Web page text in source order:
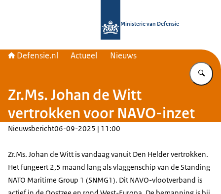
Ministerie van Defensie
Defensie.nl Actueel Nieuws
Zr.Ms. Johan de Witt
vertrokken voor NAVO-inzet
Nieuwsbericht06-09-2025 | 11:00
Zr.Ms. Johan de Witt is vandaag vanuit Den Helder vertrokken.
Het fungeert 2,5 maand lang als vlaggenschip van de Standing
NATO Maritime Group 1 (SNMG1). Dit NAVO-vlootverband is